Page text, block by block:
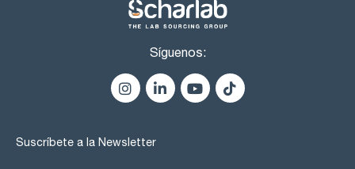
Síguenos:
Suscríbete a la Newsletter